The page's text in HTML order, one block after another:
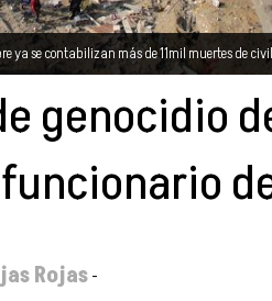
ya se contabilizan más de 11mil muertes de
genocidio
Rojas-